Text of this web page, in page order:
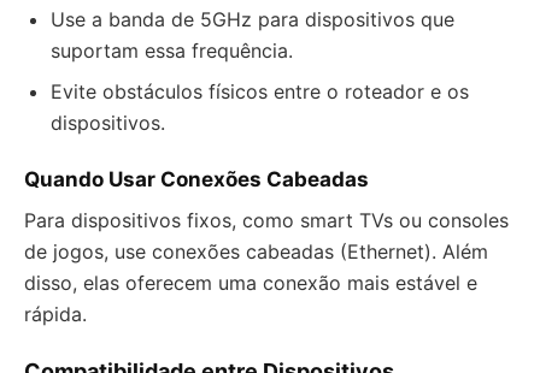
Use a banda de 5GHz para dispositivos que
suportam essa frequência.
Evite obstáculos físicos entre o roteador e os
dispositivos.
Quando Usar Conexões Cabeadas
Para dispositivos fixos, como smart TVs ou consoles
de jogos, use conexões cabeadas (Ethernet). Além
disso, elas oferecem uma conexão mais estável e
rápida.